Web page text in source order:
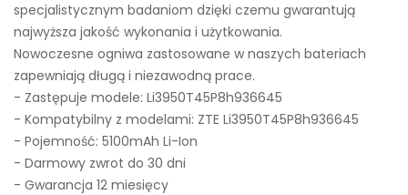
specjalistycznym badaniom dzięki czemu gwarantują
najwyższa jakość wykonania i użytkowania.
Nowoczesne ogniwa zastosowane w naszych bateriach
zapewniają długą i niezawodną prace.
- Zastępuje modele: Li3950T45P8h936645
- Kompatybilny z modelami: ZTE Li3950T45P8h936645
- Pojemność: 5100mAh Li-Ion
- Darmowy zwrot do 30 dni
- Gwarancja 12 miesięcy